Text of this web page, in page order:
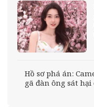
Hồ sơ phá án:
gã đàn ông sát